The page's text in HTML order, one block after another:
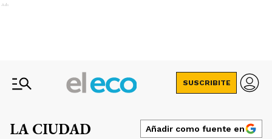
Ads
SUSCRIBITE
LA CIUDAD Añadir como fuente en